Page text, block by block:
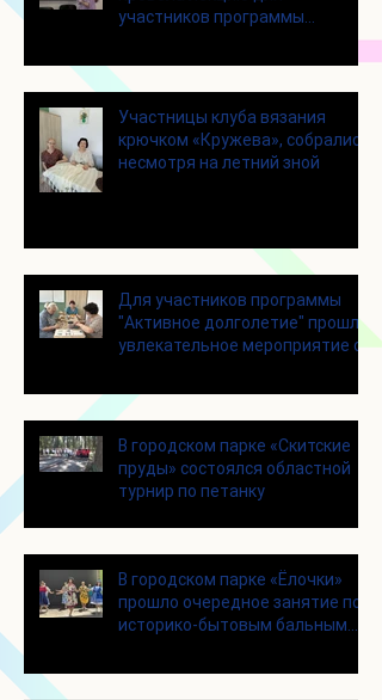
участников программы
Участницы клуба вязания
крючком «Кружева», собрались
несмотря на летний зной
Для участников программы
"Активное долголетие" прошло
увлекательное мероприятие с
играми
В городском парке «Скитские
пруды» состоялся областной
турнир по петанку
В городском парке «Ёлочки»
прошло очередное занятие по
историко-бытовым бальным